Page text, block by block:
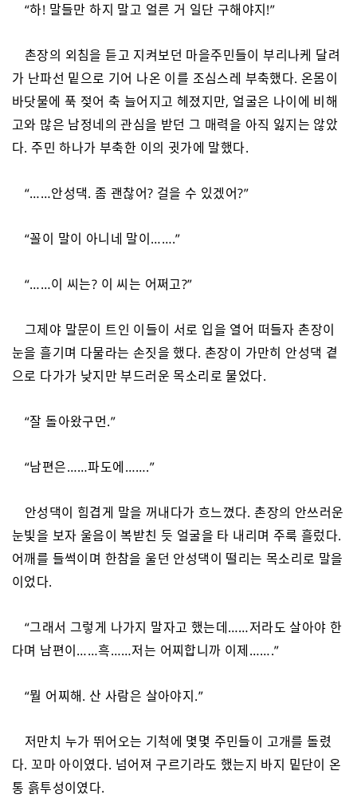
“하! 말들만 하지 말고 얼른 거 일단 구해야지!”
촌장의 외침을 듣고 지켜보던 마을주민들이 부리나케 달려
가 난파선 밑으로 기어 나온 이를 조심스레 부축했다. 온몸이
바닷물에 푹 젖어 축 늘어지고 헤졌지만, 얼굴은 나이에 비해
고와 많은 남정네의 관심을 받던 그 매력을 아직 잃지는 않았
다. 주민 하나가 부축한 이의 귓가에 말했다.
“……안성댁. 좀 괜찮어? 걸을 수 있겠어?”
“꼴이 말이 아니네 말이…….”
“……이 씨는? 이 씨는 어쩌고?”
그제야 말문이 트인 이들이 서로 입을 열어 떠들자 촌장이
눈을 흘기며 다물라는 손짓을 했다. 촌장이 가만히 안성댁 곁
으로 다가가 낮지만 부드러운 목소리로 물었다.
“잘 돌아왔구먼.”
“남편은……파도에…….”
안성댁이 힘겹게 말을 꺼내다가 흐느꼈다. 촌장의 안쓰러운
눈빛을 보자 울음이 복받친 듯 얼굴을 타 내리며 주룩 흘렀다.
어깨를 들썩이며 한참을 울던 안성댁이 떨리는 목소리로 말을
이었다.
“그래서 그렇게 나가지 말자고 했는데……저라도 살아야 한
다며 남편이……흑……저는 어찌합니까 이제…….”
“뭘 어찌해. 산 사람은 살아야지.”
저만치 누가 뛰어오는 기척에 몇몇 주민들이 고개를 돌렸
다. 꼬마 아이였다. 넘어져 구르기라도 했는지 바지 밑단이 온
통 흙투성이였다.